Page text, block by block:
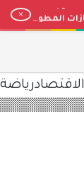
مفاجأة في عيار 21 اليوم.. تراجع جديد في أسعار الذهب بمصر وتحديث مباشر لأسواق الصاغة
أغاني البيبي المفضلة.. تردد قناة وناسة بيبي 2026 Wanasah Baby TV على النايل سات بجودة HD
الاقتصادرياضة